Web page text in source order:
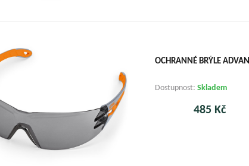
OCHRANNÉ BRÝLE
Dostupnost: Skladem
485 Kč